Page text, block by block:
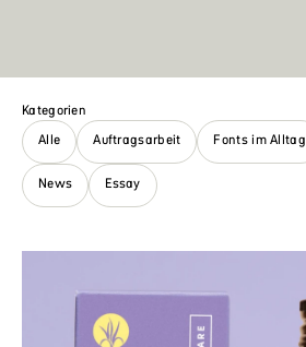
Kategorien
Alle
Auftragsarbeit Fonts im Alltag
News Essay